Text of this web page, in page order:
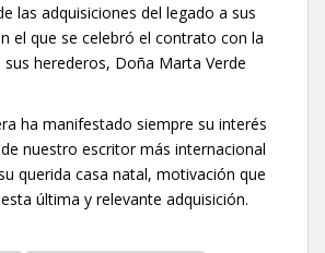
las adquisiciones del legado a sus
el que se celebró el contrato con la
herederos, Doña Marta Verde
ha manifestado siempre su interés
nuestro escritor más internacional
querida casa natal, motivación que
última y relevante adquisición.